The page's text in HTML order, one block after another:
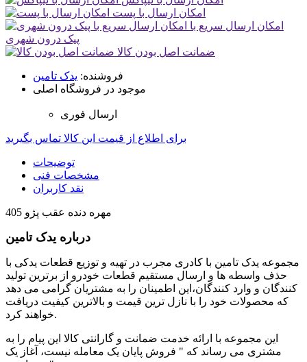
امکان ارسال با پست
امکان ارسال سریع با
پیک درون شهری
ضمانت اصل بودن کالا
فروشنده: یدک تامین
موجود در فروشگاه اصلی
ارسال فوری
برای اطلاع از قیمت این کالا تماس بگیرید
توضیحات
مشخصات فنی
نقد کاربران
مهره دنده عقب پژو 405
درباره یدک تامین
مجموعه یدک تامین با کادری مجرب در تهیه و توزیع قطعات یدکی با
حذف واسطه ها و ارسال مستقیم قطعات خودرو از برترین تولید
کنندگان و وارد کنندگان،این اطمینان را به مشتریان گرامی می دهد
که محصولات خود را با نازل ترین قیمت و بالاترین کیفیت دریافت
خواهند کرد.
این مجموعه با ارائه خدمت ضمانت و گارانتی کالا این پیام را به
مشتری می رساند که " فروش پایان یک معامله نیست، آغاز یک